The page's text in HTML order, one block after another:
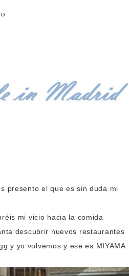
presento el que es sin duda mi
mi vicio hacia la comida
descubrir nuevos restaurantes
y yo volvemos y ese es MIYAMA.